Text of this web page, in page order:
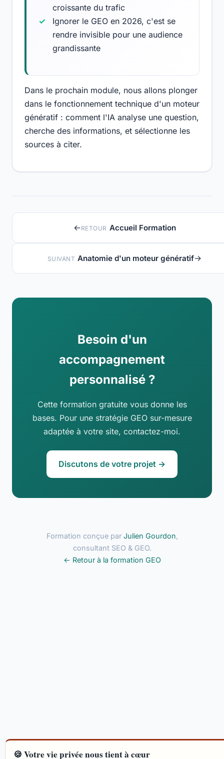
croissante du trafic
Ignorer le GEO en 2026, c'est se
rendre invisible pour une audience
grandissante
Dans le prochain module, nous allons plonger
dans le fonctionnement technique d'un moteur
génératif : comment l'IA analyse une question,
cherche des informations, et sélectionne les
sources à citer.
←RETOUR Accueil Formation
SUIVANT Anatomie d'un moteur génératif→
Besoin d'un
accompagnement
personnalisé ?
Cette formation gratuite vous donne les
bases. Pour une stratégie GEO sur-mesure
adaptée à votre site, contactez-moi.
Discutons de votre projet →
Formation conçue par Julien Gourdon,
consultant SEO & GEO.
← Retour à la formation GEO
🍪 Votre vie privée nous tient à cœur